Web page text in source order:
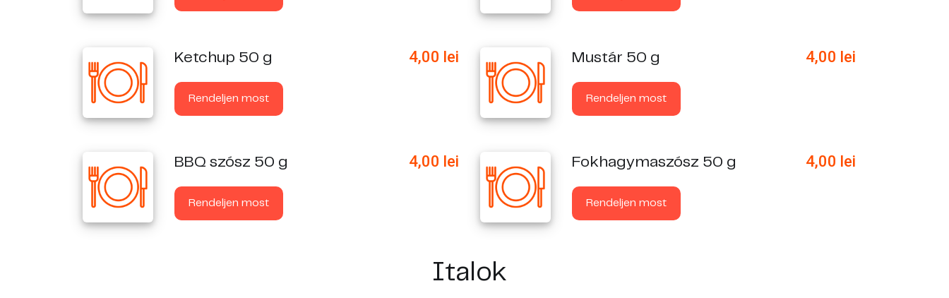
Ketchup 50 g 4,00 lei
Rendeljen most
Mustár 50 g 4,00 lei
Rendeljen most
BBQ szósz 50 g 4,00 lei
Rendeljen most
Fokhagymaszósz 50 g 4,00 lei
Rendeljen most
Italok